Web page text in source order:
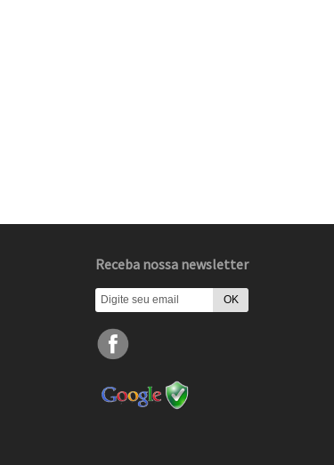
Receba nossa newsletter